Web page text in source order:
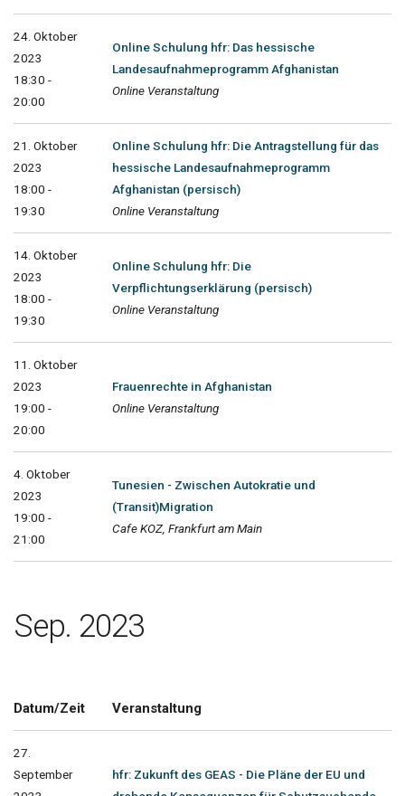
24. Oktober
2023
18:30 -
20:00
Online Schulung hfr: Das hessische
Landesaufnahmeprogramm Afghanistan
Online Veranstaltung
21. Oktober
2023
18:00 -
19:30
Online Schulung hfr: Die Antragstellung für das
hessische Landesaufnahmeprogramm
Afghanistan (persisch)
Online Veranstaltung
14. Oktober
2023
18:00 -
19:30
Online Schulung hfr: Die
Verpflichtungserklärung (persisch)
Online Veranstaltung
11. Oktober
2023
19:00 -
20:00
Frauenrechte in Afghanistan
Online Veranstaltung
4. Oktober
2023
19:00 -
21:00
Tunesien - Zwischen Autokratie und
(Transit)Migration
Cafe KOZ, Frankfurt am Main
Sep. 2023
Datum/Zeit Veranstaltung
27.
September
hfr: Zukunft des GEAS - Die Pläne der EU und